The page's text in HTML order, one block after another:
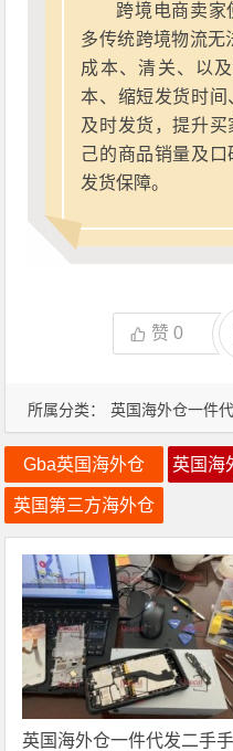
所属分类： 英国海外仓一件
跨境电商卖家
多传统跨境物流无
成本、清关、以
本、缩短发货时间
及时发货，提升
己的商品销量及
发货保障。
赞0
Gba英国海外仓
英国第三方海外仓
英国海外仓一件代发二手手